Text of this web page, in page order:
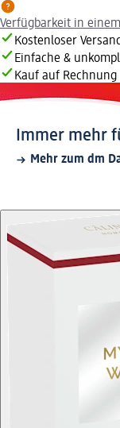
Verfügbarkeit in
Kostenloser
Einfache &
Kauf auf Rechnung
Immer mehr
Mehr zum dm